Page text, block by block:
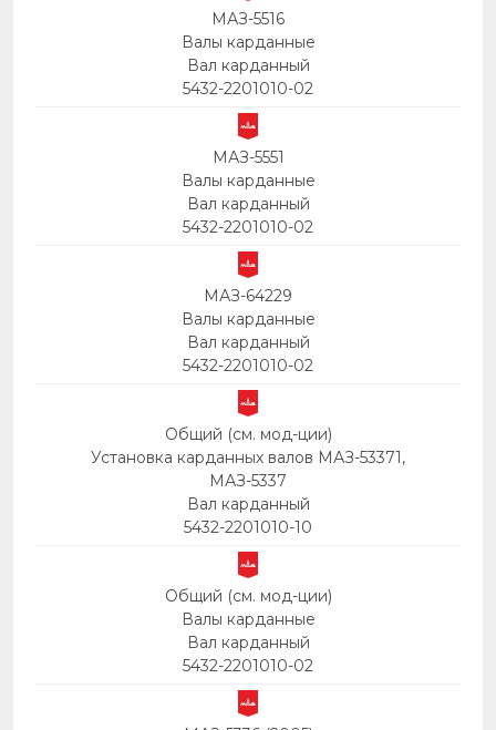
МАЗ-5516
Валы карданные
Вал карданный
5432-2201010-02
МАЗ-5551
Валы карданные
Вал карданный
5432-2201010-02
МАЗ-64229
Валы карданные
Вал карданный
5432-2201010-02
Общий (см. мод-ции)
Установка карданных валов МАЗ-53371,
МАЗ-5337
Вал карданный
5432-2201010-10
Общий (см. мод-ции)
Валы карданные
Вал карданный
5432-2201010-02